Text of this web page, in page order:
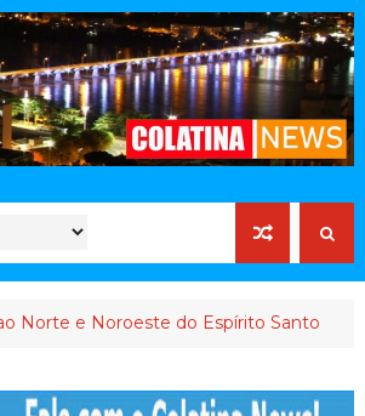
e Noroeste do Espírito Santo